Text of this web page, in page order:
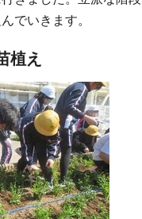
でいきます。
植え